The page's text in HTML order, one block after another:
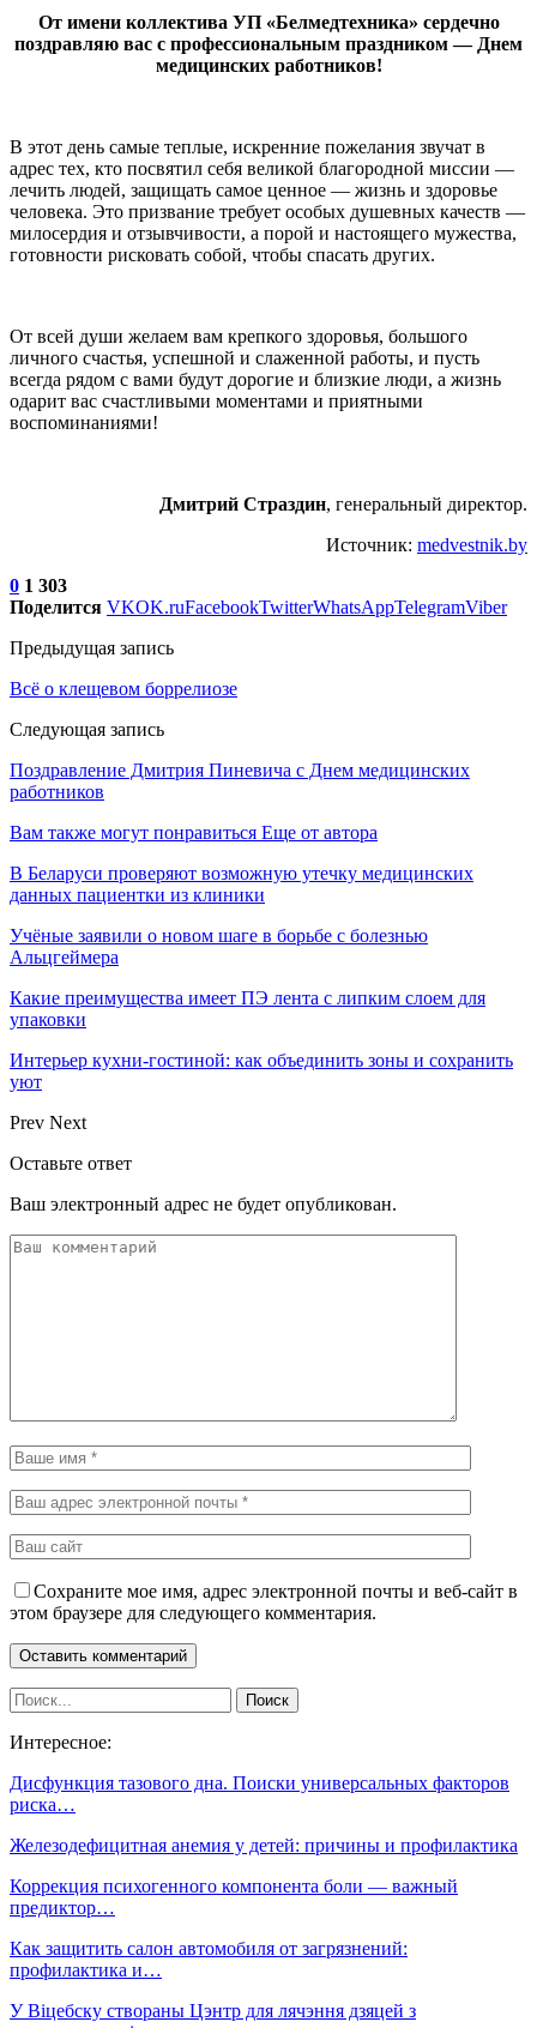
От имени коллектива УП «Белмедтехника» сердечно
поздравляю вас с профессиональным праздником — Днем
медицинских работников!
В этот день самые теплые, искренние пожелания звучат в
адрес тех, кто посвятил себя великой благородной миссии —
лечить людей, защищать самое ценное — жизнь и здоровье
человека. Это призвание требует особых душевных качеств —
милосердия и отзывчивости, а порой и настоящего мужества,
готовности рисковать собой, чтобы спасать других.
От всей души желаем вам крепкого здоровья, большого
личного счастья, успешной и слаженной работы, и пусть
всегда рядом с вами будут дорогие и близкие люди, а жизнь
одарит вас счастливыми моментами и приятными
воспоминаниями!
Дмитрий Страздин, генеральный директор.
Источник: medvestnik.by
0 1 303
Поделится VKOK.ruFacebookTwitterWhatsAppTelegramViber
Предыдущая запись
Всё о клещевом боррелиозе
Следующая запись
Поздравление Дмитрия Пиневича с Днем медицинских
работников
Вам также могут понравиться Еще от автора
В Беларуси проверяют возможную утечку медицинских
данных пациентки из клиники
Учёные заявили о новом шаге в борьбе с болезнью
Альцгеймера
Какие преимущества имеет ПЭ лента с липким слоем для
упаковки
Интерьер кухни-гостиной: как объединить зоны и сохранить
уют
Prev Next
Оставьте ответ
Ваш электронный адрес не будет опубликован.
Сохраните мое имя, адрес электронной почты и веб-сайт в
этом браузере для следующего комментария.
Интересное:
Дисфункция тазового дна. Поиски универсальных факторов
риска…
Железодефицитная анемия у детей: причины и профилактика
Коррекция психогенного компонента боли — важный
предиктор…
Как защитить салон автомобиля от загрязнений:
профилактика и…
У Віцебску створаны Цэнтр для лячэння дзяцей з